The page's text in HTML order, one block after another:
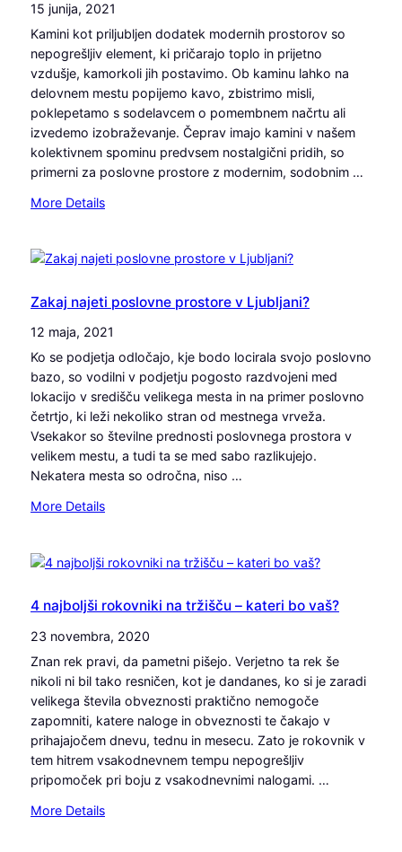
o
l
i
j
a
z
a
v
a
p
k
r
a
n
j
e
15 junija, 2021
Kamini kot priljubljen dodatek modernih prostorov so
nepogrešljiv element, ki pričarajo toplo in prijetno
vzdušje, kamorkoli jih postavimo. Ob kaminu lahko na
delovnem mestu popijemo kavo, zbistrimo misli,
poklepetamo s sodelavcem o pomembnem načrtu ali
izvedemo izobraževanje. Čeprav imajo kamini v našem
kolektivnem spominu predvsem nostalgični pridih, so
primerni za poslovne prostore z modernim, sodobnim …
More Details:
i
a
k
o
k
a
m
n
i
a
v
p
o
d
e
t
j
u
p
Zakaj najeti poslovne prostore v Ljubljani?
12 maja, 2021
Ko se podjetja odločajo, kje bodo locirala svojo poslovno
bazo, so vodilni v podjetju pogosto razdvojeni med
lokacijo v središču velikega mesta in na primer poslovno
četrtjo, ki leži nekoliko stran od mestnega vrveža.
Vsekakor so številne prednosti poslovnega prostora v
velikem mestu, a tudi ta se med sabo razlikujejo.
Nekatera mesta so odročna, niso …
More Details:
k
j
a
j
e
t
i
p
o
s
o
4 najboljši rokovniki na tržišču – kateri bo vaš?
23 novembra, 2020
Znan rek pravi, da pametni pišejo. Verjetno ta rek še
nikoli ni bil tako resničen, kot je dandanes, ko si je zaradi
velikega števila obveznosti praktično nemogoče
zapomniti, katere naloge in obveznosti te čakajo v
prihajajočem dnevu, tednu in mesecu. Zato je rokovnik v
tem hitrem vsakodnevnem tempu nepogrešljiv
pripomoček pri boju z vsakodnevnimi nalogami. …
More Details: